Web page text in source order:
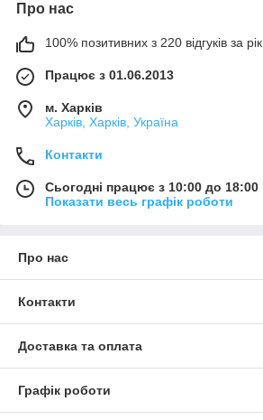
Про нас
100% позитивних з 220 відгуків за рік
Працює з 01.06.2013
м. Харків
Харків, Харків, Україна
Контакти
Сьогодні працює з 10:00 до 18:00
Показати весь графік роботи
Про нас
Контакти
Доставка та оплата
Графік роботи